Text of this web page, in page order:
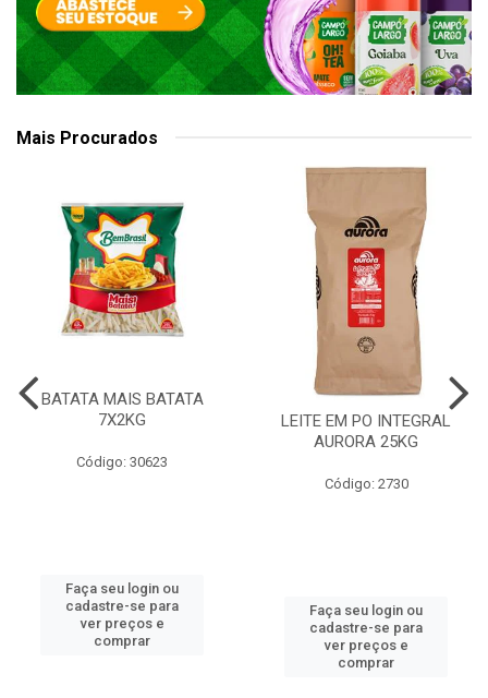
Mais Procurados
BATATA MAIS BATATA
7X2KG
Código: 30623
Faça seu login ou
cadastre-se para
ver preços e
comprar
LEITE EM PO INTEGRAL
AURORA 25KG
Código: 2730
Faça seu login ou
cadastre-se para
ver preços e
comprar